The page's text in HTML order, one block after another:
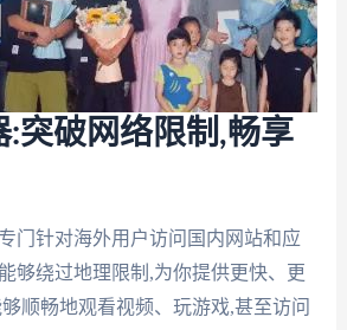
:突破网络限制,畅享
门针对海外用户访问国内网站和应
够绕过地理限制,为你提供更快、更
顺畅地观看视频、玩游戏,甚至访问